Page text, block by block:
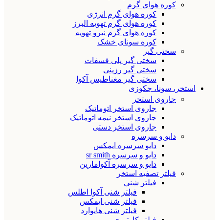
کوره هوای گرم
کوره هوای گرم انرژی
کوره هوای گرم تهویه البرز
کوره هوای گرم نیرو تهویه
کوره سونای خشک
سختی گیر
سختی گیر پلی فسفات
سختی گیر رزینی
سختی گیر مغناطیس آکوا
استخر، سونا، جکوزی
جاروی استخر
جاروی استخر اتوماتیک
جاروی استخر نیمه اتوماتیک
جاروی استخر دستی
دایو و سرسره
دایو سرسره ایمکس
دایو و سرسره sr smith
دایو و سرسره آکوامارین
فیلتر تصفیه استخر
فیلتر شنی
فیلتر شنی آکوا اطلس
فیلتر شنی ایمکس
فیلتر شنی هایوارد